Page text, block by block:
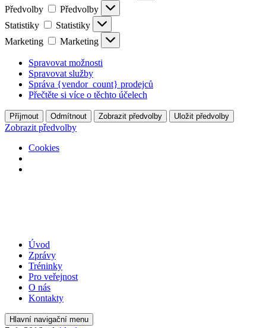
Předvolby
Předvolby
Statistiky
Statistiky
Marketing
Marketing
Spravovat možnosti
Spravovat služby
Správa {vendor_count} prodejců
Přečtěte si více o těchto účelech
Příjmout Odmítnout Zobrazit předvolby Uložit předvolby
Zobrazit předvolby
Cookies
Úvod
Zprávy
Tréninky
Pro veřejnost
O nás
Kontakty
Hlavní navigační menu